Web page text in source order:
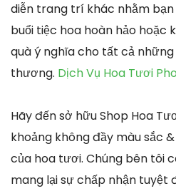
diễn trang trí khác nhằm
buổi tiệc hoa hoàn hảo hoặc
quà ý nghĩa cho tất cả
thương. Dịch Vụ Hoa Tươi
Hãy đến sở hữu Shop Hoa
khoảng không đầy màu sắc
của hoa tươi. Chúng bên tôi
mang lại sự chấp nhận tuyệt